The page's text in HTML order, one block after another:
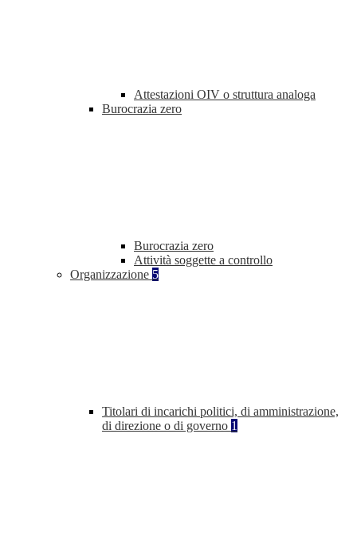
Attestazioni OIV o struttura analoga
Burocrazia zero
Burocrazia zero
Attività soggette a controllo
Organizzazione 5
Titolari di incarichi politici, di amministrazione,
di direzione o di governo 1